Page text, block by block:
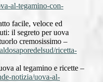
al-tegamino-con-
facile, veloce ed
il segreto per uova
cremosissimo –
ricetta-
al tegamino e ricette –
notizia/uova-al-